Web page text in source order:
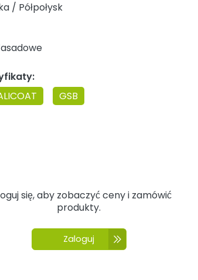
/ Półpołysk
GSB
się, aby zobaczyć ceny i zamówić
produkty.
Zaloguj